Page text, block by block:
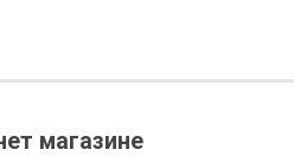
магазине